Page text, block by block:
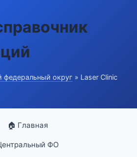
федеральный округ » Laser Clinic
🏠 Главная
ФО